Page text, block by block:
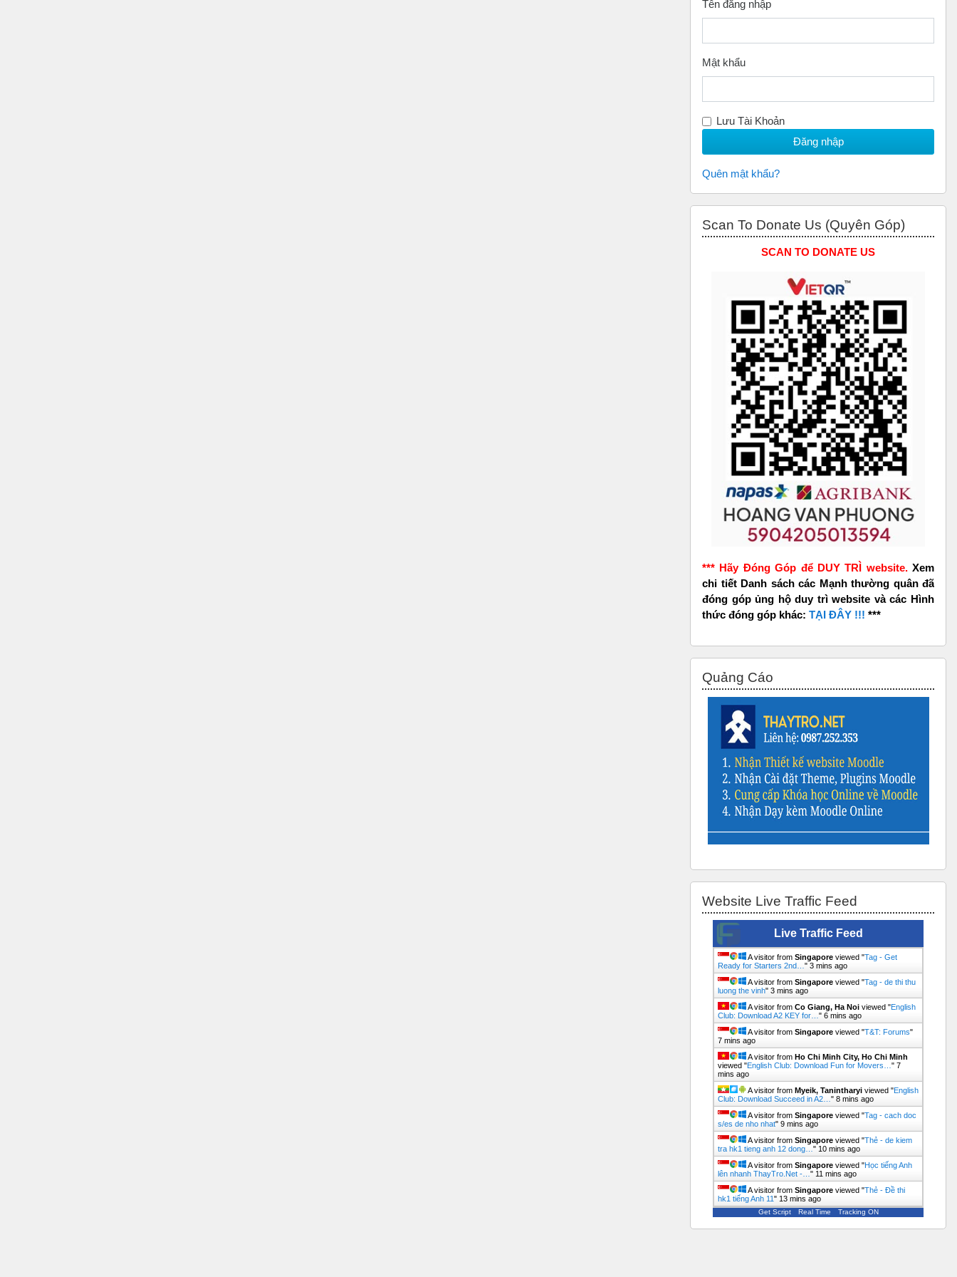
Tên đăng nhập
Mật khẩu
Lưu Tài Khoản
Quên mật khẩu?
Scan To Donate Us (Quyên Góp)
SCAN TO DONATE US
*** Hãy Đóng Góp để DUY TRÌ website. Xem
chi tiết Danh sách các Mạnh thường quân đã
đóng góp ủng hộ duy trì website và các Hình
thức đóng góp khác: TẠI ĐÂY !!! ***
Quảng Cáo
Website Live Traffic Feed
Live Traffic Feed
A visitor from Singapore viewed "Tag - Get
Ready for Starters 2nd…" 3 mins ago
A visitor from Singapore viewed "Tag - de thi thu
luong the vinh" 3 mins ago
A visitor from Co Giang, Ha Noi viewed "English
Club: Download A2 KEY for…" 6 mins ago
A visitor from Singapore viewed "T&T: Forums"
7 mins ago
A visitor from Ho Chi Minh City, Ho Chi Minh
viewed "English Club: Download Fun for Movers…" 7
mins ago
A visitor from Myeik, Tanintharyi viewed "English
Club: Download Succeed in A2…" 8 mins ago
A visitor from Singapore viewed "Tag - cach doc
s/es de nho nhat" 9 mins ago
A visitor from Singapore viewed "Thẻ - de kiem
tra hk1 tieng anh 12 dong…" 10 mins ago
A visitor from Singapore viewed "Học tiếng Anh
lên nhanh ThayTro.Net -…" 11 mins ago
A visitor from Singapore viewed "Thẻ - Đề thi
hk1 tiếng Anh 11" 13 mins ago
Get Script Real Time Tracking ON